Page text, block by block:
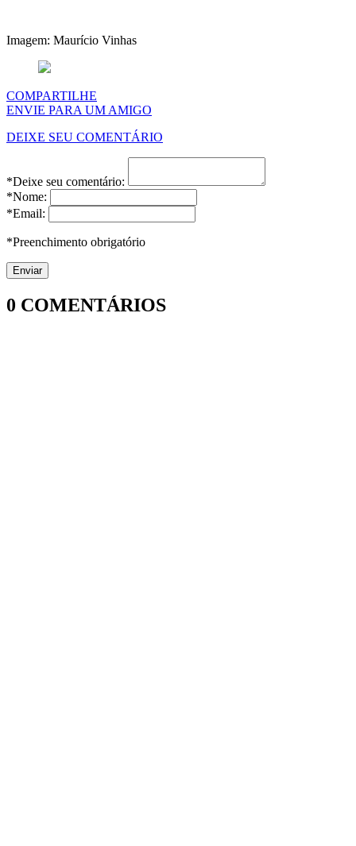
Imagem: Maurício Vinhas
COMPARTILHE
ENVIE PARA UM AMIGO
DEIXE SEU COMENTÁRIO
*Deixe seu comentário:
*Nome:
*Email:
*Preenchimento obrigatório
0 COMENTÁRIOS